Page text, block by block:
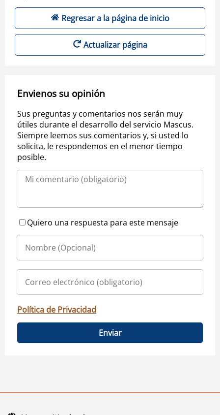
Regresar a la página de inicio
Actualizar página
Envienos su opinión
Sus preguntas y comentarios nos serán muy
útiles durante el desarrollo del servicio Mascus.
Siempre leemos sus comentarios y, si usted lo
solicita, le respondemos en el menor tiempo
posible.
Quiero una respuesta para este mensaje
Política de Privacidad
Enviar